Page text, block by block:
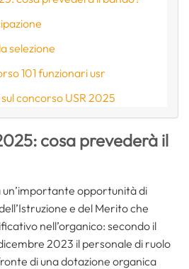
selezione
101 funzionari usr
concorso USR 2025
cosa prevederà il
opportunità di
e del Merito che
nell’organico: secondo il
2023 il personale di ruolo
di una dotazione organica